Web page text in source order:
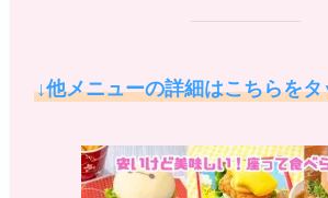
↓他メニューの詳細はこちらをタ